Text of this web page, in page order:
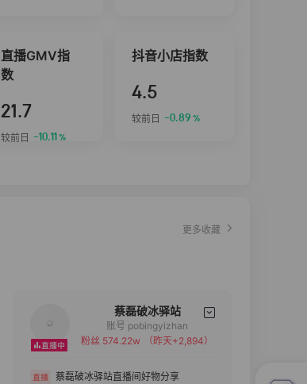
直播GMV指
数
21.7
较前日 -10.11 %
抖音小店指数
4.5
较前日 -0.89 %
更多收藏
蔡磊破冰驿站
备注
分组
账号 pobingyizhan
粉丝 574.22w
（昨天+2,894）
蔡磊破冰驿站直播间好物分享